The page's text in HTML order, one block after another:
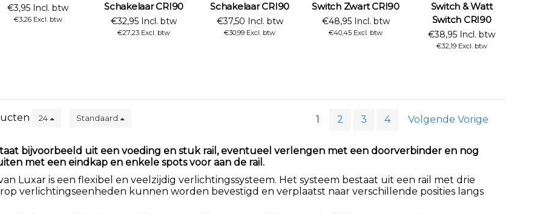
€3,95 Incl. btw
€3,26 Excl. btw
Schakelaar CRI90
€32,95 Incl. btw
€27,23 Excl. btw
Schakelaar CRI90
€37,50 Incl. btw
€30,99 Excl. btw
Switch Zwart CRI90
€48,95 Incl. btw
€40,45 Excl. btw
Switch & Watt
Switch CRI90
€38,95 Incl. btw
€32,19 Excl. btw
24 Standaard 1 2 3 4 Volgende Vorige
bijvoorbeeld uit een voeding en stuk rail, eventueel verlengen met een doorverbinder en nog
met een eindkap en enkele spots voor aan de rail.
Luxar is een flexibel en veelzijdig verlichtingssysteem. Het systeem bestaat uit een rail met drie
verlichtingseenheden kunnen worden bevestigd en verplaatst naar verschillende posities langs